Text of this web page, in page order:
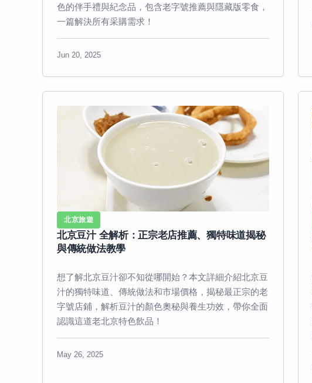
色的伴手禮與紀念品，包含老字號推薦與隱藏版零食，
一篇解決所有采購需求！
Jun 20, 2025
北京旅遊
北京豆汁 全解析：正宗老店推薦、獨特味道揭秘
與傳統做法教學
想了解北京豆汁卻不知從哪開始？本文詳細介紹北京豆
汁的獨特味道、傳統做法和市場價格，揭秘最正宗的老
字號店鋪，解析豆汁的顏色奧秘與養生功效，帶你全面
認識這道老北京特色飲品！
May 26, 2025